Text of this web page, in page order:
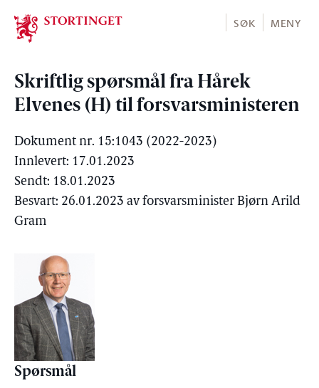
Stortinget.no
SØK MENY
Skriftlig spørsmål fra Hårek
Elvenes (H) til forsvarsministeren
Dokument nr. 15:1043 (2022-2023)
Innlevert: 17.01.2023
Sendt: 18.01.2023
Besvart: 26.01.2023 av forsvarsminister Bjørn Arild
Gram
Spørsmål